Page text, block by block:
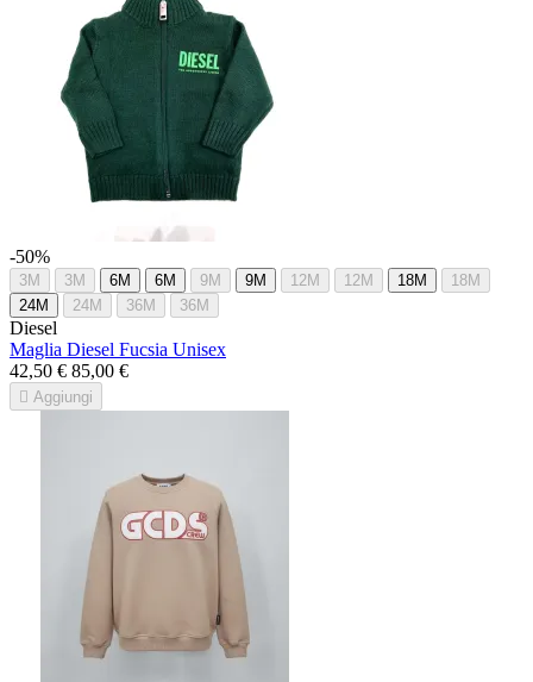
-50%
3M 3M 6M 6M 9M 9M 12M 12M 18M
18M
24M
24M 36M 36M
Diesel
Maglia Diesel Fucsia Unisex
42,50 € 85,00 €
 Aggiungi